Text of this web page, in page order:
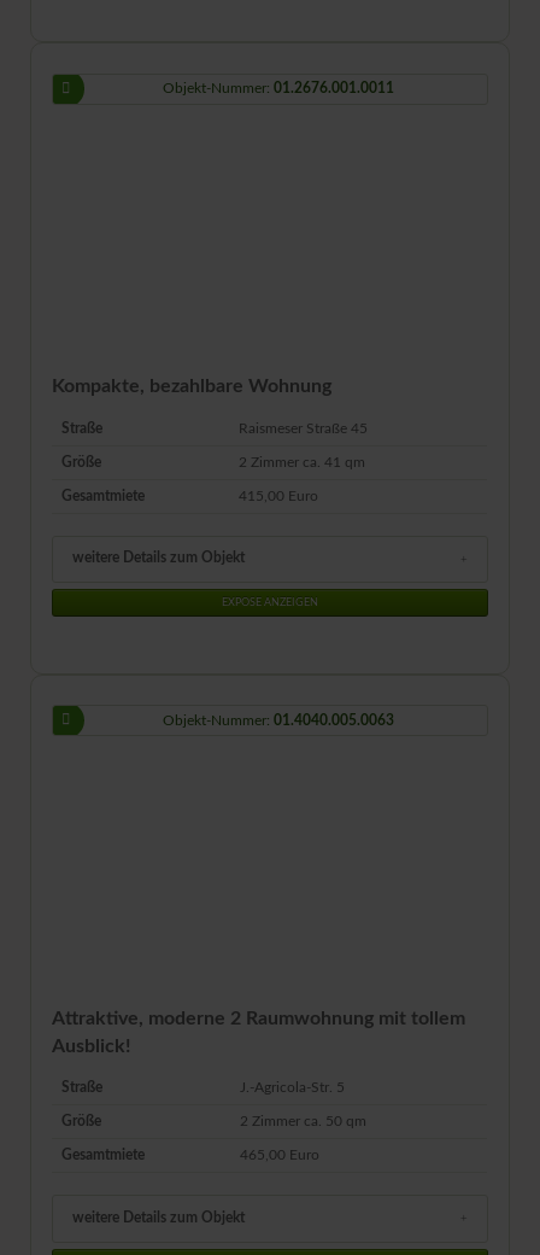
Objekt-Nummer: 01.2676.001.0011
Kompakte, bezahlbare Wohnung
Straße Raismeser Straße 45
Größe 2 Zimmer ca.41 qm
Gesamtmiete 415,00 Euro
weitere Details zum Objekt
EXPOSE ANZEIGEN
Objekt-Nummer: 01.4040.005.0063
Attraktive, moderne 2 Raumwohnung mit tollem
Ausblick!
Straße J.-Agricola-Str. 5
Größe 2 Zimmer ca. 50 qm
Gesamtmiete 465,00 Euro
weitere Details zum Objekt